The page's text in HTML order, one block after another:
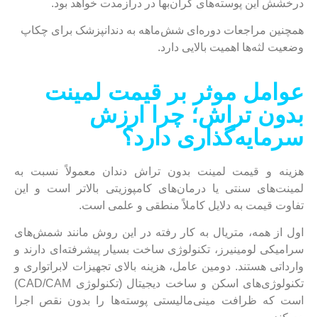
درخشش این پوسته‌های گران‌بها در درازمدت خواهد بود.
همچنین مراجعات دوره‌ای شش‌ماهه به دندانپزشک برای چکاپ
وضعیت لثه‌ها اهمیت بالایی دارد.
عوامل موثر بر قیمت لمینت
بدون تراش؛ چرا ارزش
سرمایه‌گذاری دارد؟
هزینه و قیمت لمینت بدون تراش دندان معمولاً نسبت به
لمینت‌های سنتی یا درمان‌های کامپوزیتی بالاتر است و این
تفاوت قیمت به دلایل کاملاً منطقی و علمی است.
اول از همه، متریال به کار رفته در این روش مانند شمش‌های
سرامیکی لومینیرز، تکنولوژی ساخت بسیار پیشرفته‌ای دارند و
وارداتی هستند. دومین عامل، هزینه بالای تجهیزات لابراتواری و
تکنولوژی‌های اسکن و ساخت دیجیتال (تکنولوژی CAD/CAM)
است که ظرافت مینی‌مالیستی پوسته‌ها را بدون نقص اجرا